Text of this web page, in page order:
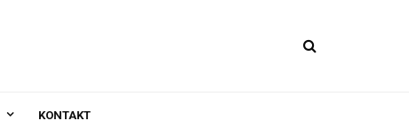
KONTAKT